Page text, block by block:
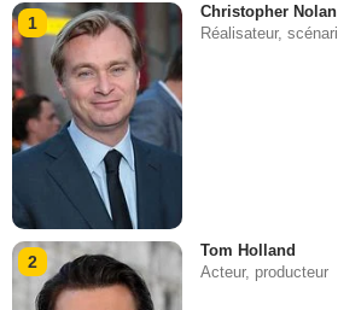
1
Christopher Nolan
Réalisateur,
2
Tom Holland
Acteur, producteur